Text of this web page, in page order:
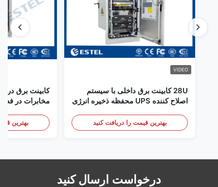
VIDEO
28U کابینت برق داخلی با سیستم
اصلاح کننده UPS محفظه ذخیره انرژی
بهترین قیمت را دریافت کنید
کابینت برق در
مخابرات در
بهترین
درخواست ارسال کنید